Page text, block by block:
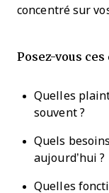
concentré sur
Posez-vous
Quelles
souvent ?
Quels
aujourd’hui ?
Quelles